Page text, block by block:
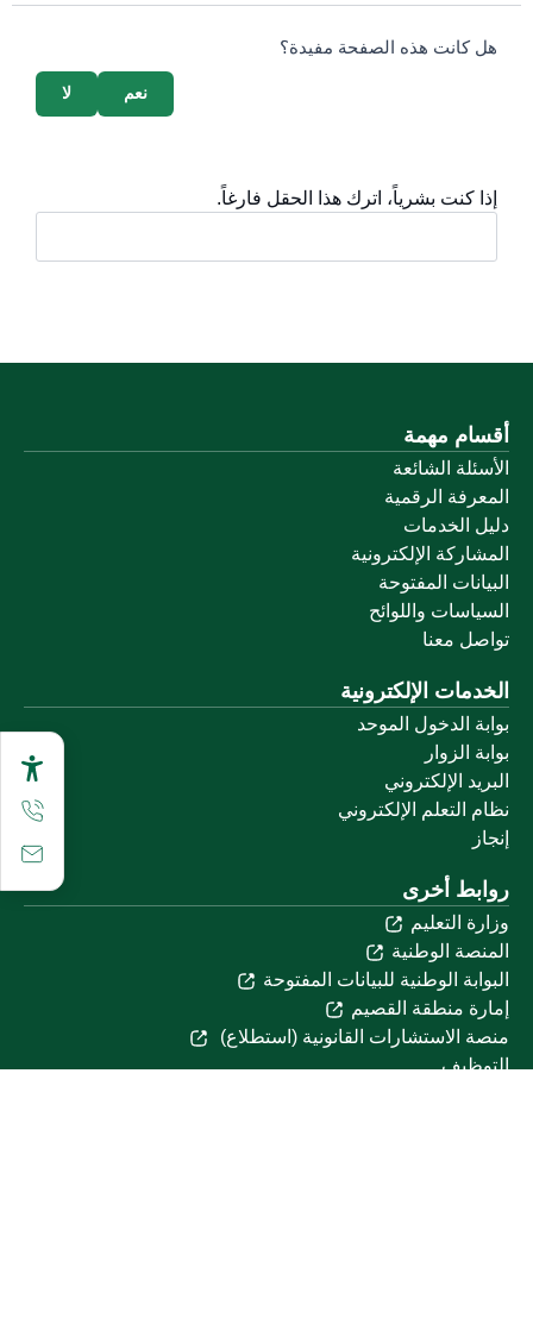
survey_v2
هل كانت هذه الصفحة مفيدة؟
لا نعم
إذا كنت بشرياً، اترك هذا الحقل فارغاً.
أقسام مهمة
الأسئلة الشائعة
المعرفة الرقمية
دليل الخدمات
المشاركة الإلكترونية
البيانات المفتوحة
السياسات واللوائح
تواصل معنا
الخدمات الإلكترونية
بوابة الدخول الموحد
بوابة الزوار
البريد الإلكتروني
نظام التعلم الإلكتروني
إنجاز
روابط أخرى
وزارة التعليم
المنصة الوطنية
البوابة الوطنية للبيانات المفتوحة
إمارة منطقة القصيم
منصة الاستشارات القانونية (استطلاع)
التوظيف